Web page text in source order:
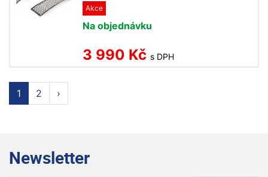
Akce
Na objednávku
3 990 Kč s DPH
1 2 ›
Newsletter